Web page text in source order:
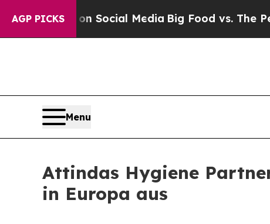
AGP PICKSon Social Media Big Food vs. The
Menu
Attindas Hygiene
in Europa aus